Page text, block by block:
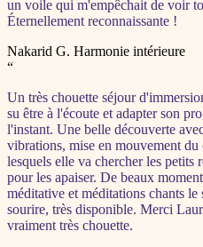
un voile qui m'empêchait de voir
Éternellement reconnaissante !
Nakarid G. Harmonie intérieure
“
Un très chouette séjour
su être à l'écoute et adapter son
l'instant. Une belle découverte
vibrations, mise en mouvement du
lesquels elle va chercher les petits
pour les apaiser. De beaux
méditative et méditations chants
sourire, très disponible. Merci
vraiment très chouette.